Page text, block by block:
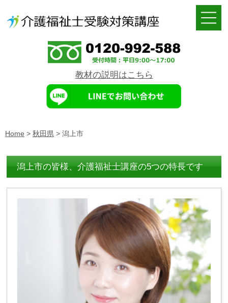
教材の説明はこちら
Home > 秋田県 > 潟上市
潟上市の皆様、介護福祉士講座の5つの特長です